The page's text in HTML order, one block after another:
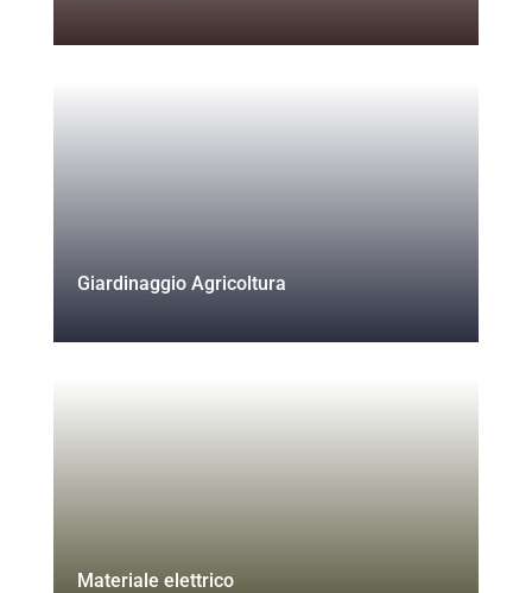
Giardinaggio Agricoltura
Materiale elettrico